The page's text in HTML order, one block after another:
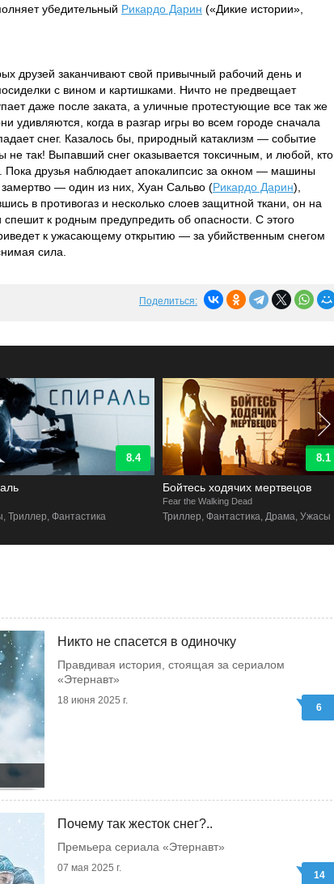
убедительный Рикардо Дарин («Дикие истории»,
друзей заканчивают свой привычный рабочий день и
с вином и картишками. Ничто не предвещает
даже после заката, а уличные протестующие все так же
удивляются, когда в разгар игры во всем городе сначала
снег. Казалось бы, природный катаклизм — событие
не так! Выпавший снег оказывается токсичным, и любой, кто
Пока друзья наблюдает апокалипсис за окном — машины
замертво — один из них, Хуан Сальво (Рикардо Дарин),
в противогаз и несколько слоев защитной ткани, он на
к родным предупредить об опасности. С этого
к ужасающему открытию — за убийственным снегом
сила.
Поделиться:
8.4
Триллер, Фантастика
8.1
Бойтесь ходячих мертвецов
Fear the Walking Dead
Триллер, Фантастика, Драма, Ужасы
Никто не спасется в одиночку
Правдивая история, стоящая за сериалом
«Этернавт»
18 июня 2025 г.
6
Почему так жесток снег?..
Премьера сериала «Этернавт»
07 мая 2025 г.
14